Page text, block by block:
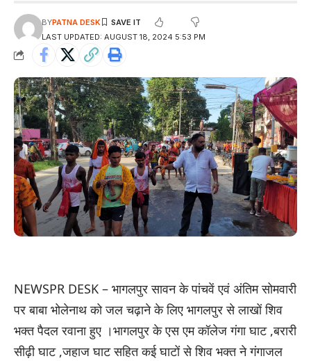
LAST UPDATED: AUGUST 18, 2024 5:53 PM
BYPATNA DESK
NEWSPR DESK – भागलपुर सावन के पांचवें एवं अंतिम सोमवारी
पर बाबा भोलेनाथ को जल चढ़ाने के लिए भागलपुर से लाखों शिव
भक्त पैदल रवाना हुए ।भागलपुर के एस एम कॉलेज गंगा घाट ,बरारी
सीढ़ी घाट ,जहाज घाट सहित कई घाटों से शिव भक्त ने गंगाजल